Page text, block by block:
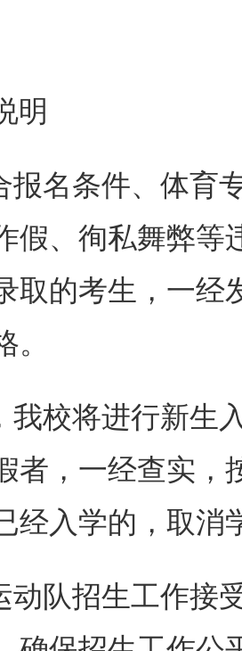
明
报名条件、体育
假、徇私舞弊等
取的考生，一经
我校将进行新生
者，一经查实，
经入学的，取消
动队招生工作接